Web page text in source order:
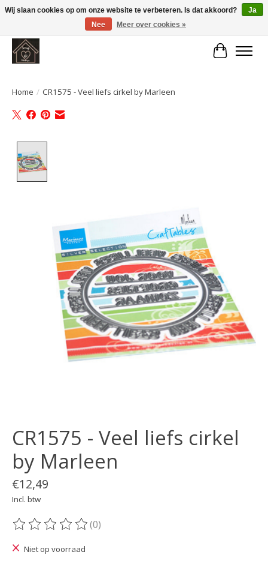
Large selection of products and fast shipping!
Home / CR1575 - Veel liefs cirkel by Marleen
CR1575 - Veel liefs cirkel
by Marleen
€12,49
Incl. btw
De beoordeling van dit product is
(0)
Niet op voorraad
Wij slaan cookies op om onze website te verbeteren. Is dat akkoord?
Ja
Nee
Meer over cookies »